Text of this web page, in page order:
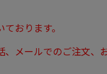
おります。
メールでのご注文、